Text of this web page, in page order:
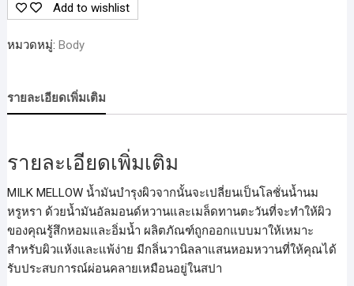
ครีม
ตบ
กลิ่น
Add to wishlist
หมวดหมู่: Body
รายละเอียดเพิ่มเติม
รายละเอียดเพิ่มเติม
MILK MELLOW น้ำมันบำรุงผิวจากนั้นจะเปลี่ยนเป็นโลชั่นน้ำนม
หรูหรา ด้วยน้ำมันอัลมอนด์หวานและเมล็ดทานตะวันที่จะทำให้ผิว
ของคุณรู้สึกหอมและอิ่มน้ำ ผลิตภัณฑ์ถูกออกแบบมาให้เหมาะ
สำหรับผิวแห้งและแพ้ง่าย มีกลิ่นวานิลลาแสนหอมหวานที่ให้คุณได้
รับประสบการณ์ผ่อนคลายเหมือนอยู่ในสปา